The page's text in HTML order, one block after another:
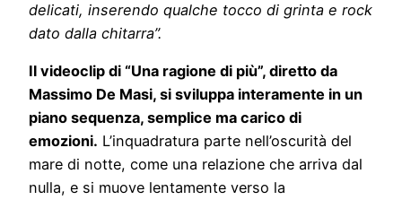
delicati, inserendo qualche tocco di grinta e rock
dato dalla chitarra”.
Il videoclip di “Una ragione di più”, diretto da
Massimo De Masi, si sviluppa interamente in un
piano sequenza, semplice ma carico di
emozioni. L’inquadratura parte nell’oscurità del
mare di notte, come una relazione che arriva dal
nulla, e si muove lentamente verso la